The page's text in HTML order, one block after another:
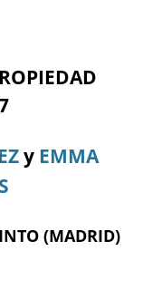
y EMMA
(MADRID)